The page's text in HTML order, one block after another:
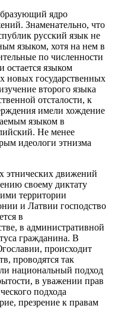
ядро
Знаменательно, что
русский язык не
языком, хотя на нем в
по численности
остается языком
новых государственных
второго языка
отсталости, к
имели хождение
языком в
Не менее
идеологи этнизма
этнических движений
своему диктату
территории
и Латвии господство
в
в административной
гражданина. В
происходит
проводятся так
национальный подход
в уважении прав
подхода
презрение к правам